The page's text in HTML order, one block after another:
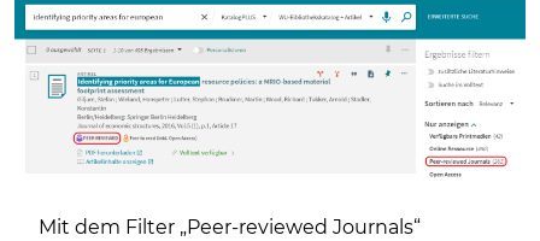
Mit dem Filter „Peer-reviewed Journals“